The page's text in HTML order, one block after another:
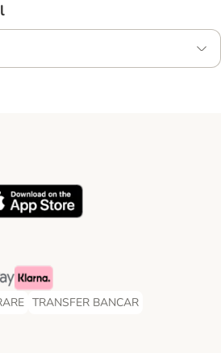
MethodMethod
Pay Payment Method
Klarna Payment Method
Payment Method
TRANSFER BANCAR
TRANSFER BANCAR Payment